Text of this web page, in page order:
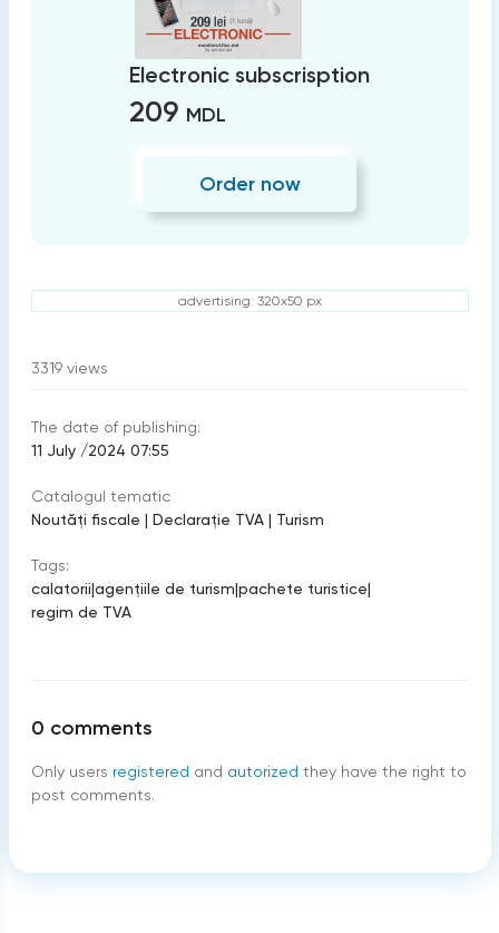
Electronic subscrisption
209 MDL
Order now
advertising: 320x50 px
3319 views
The date of publishing:
11 July /2024 07:55
Catalogul tematic
Noutăți fiscale | Declarație TVA | Turism
Tags:
calatorii|agenţiile de turism|pachete turistice|
regim de TVA
0 comments
Only users registered and autorized they have the right to
post comments.